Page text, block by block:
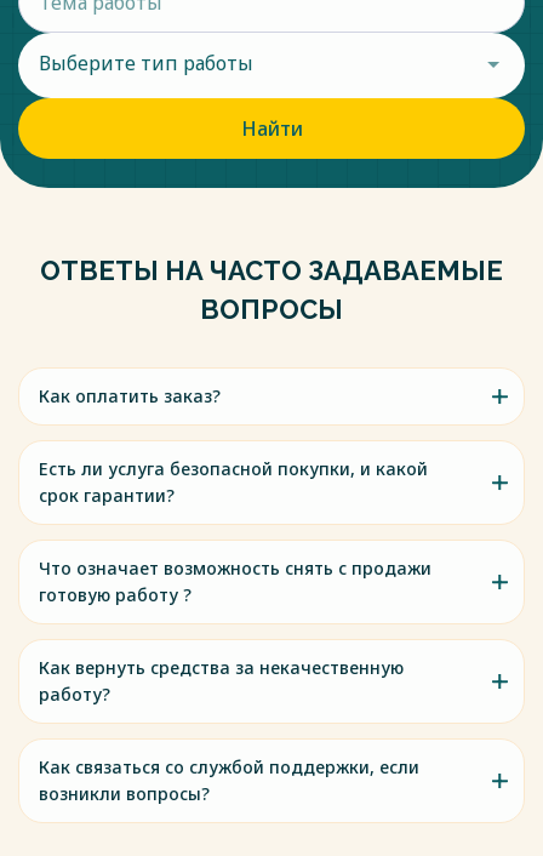
Выберите тип работы
Найти
ОТВЕТЫ НА ЧАСТО ЗАДАВАЕМЫЕ
ВОПРОСЫ
Как оплатить заказ?
Есть ли услуга безопасной покупки, и какой
срок гарантии?
Что означает возможность снять с продажи
готовую работу ?
Как вернуть средства за некачественную
работу?
Как связаться со службой поддержки, если
возникли вопросы?